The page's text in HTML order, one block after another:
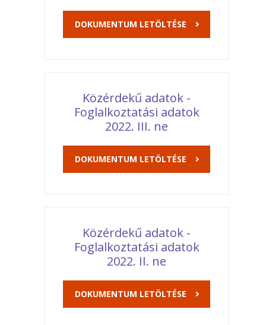
DOKUMENTUM LETÖLTÉSE
Közérdekű adatok -
Foglalkoztatási adatok
2022. III. ne
DOKUMENTUM LETÖLTÉSE
Közérdekű adatok -
Foglalkoztatási adatok
2022. II. ne
DOKUMENTUM LETÖLTÉSE